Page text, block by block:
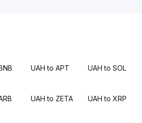
UAH to APT UAH to SOL
UAH to ZETA UAH to XRP